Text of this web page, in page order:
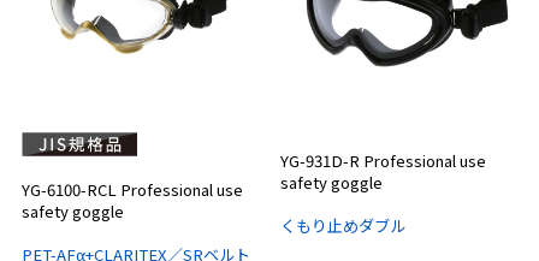
YG-6100-RCL Professional use
safety goggle
PET-AFα+CLARITEX／SRベルト
YG-931D-R Professional use
safety goggle
くもり止めダブル